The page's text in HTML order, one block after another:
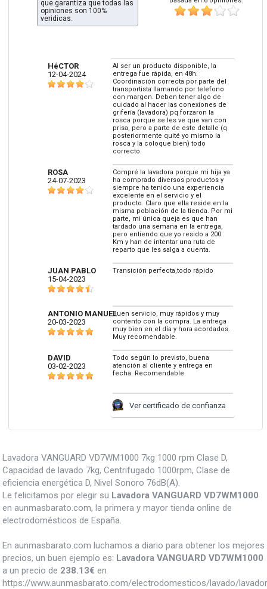
que garantiza que todas las
opiniones son 100%
veridicas.
HéCTOR
12-04-2024
Al ser un producto disponible, la
entrega fue rápida, en 48h.
Coordinación correcta por parte del
transportista llamando por telefono
con margen. Deben tener algo de
cuidado al hacer las conexiones de
grifería (lavadora) pq forzaron la
rosca porque se les ve que van con
prisa, pero a parte de este detalle (q
posteriormente quité yo mismo la
rosca y la coloque bien) todo
correcto.
ROSA
24-07-2023
Compré la lavadora porque mi hija ya
ha comprado diversos productos y
siempre ha tenido una experiencia
excelente en el servicio y el
producto. Claro que ella reside en la
misma población de la tienda. Por mi
parte, mi única queja es que han
tardado una semana en la entrega,
pero entiendo que yo resido a 200
Km y han de intentar una ruta de
reparto que les salga a cuenta.
JUAN PABLO
15-04-2023
Transición perfecta,todo rápido
ANTONIO MANUEL
20-03-2023
Buen servicio, muy rápidos y muy
contento con la compra. La entrega
muy bien en el día y hora acordados.
Muy recomendable.
DAVID
03-02-2023
Todo según lo previsto, buena
atención al cliente y entrega en
fecha. Recomendable
Ver certificado de confianza
Lavadora VANGUARD VD7WM1000 7kg 1000 rpm Clase D,
Capacidad de lavado 7kg, Centrifugado 1000rpm, Clase de
eficiencia energética D, Nivel Sonoro 76dB(A).
Le felicitamos por elegir su Lavadora VANGUARD VD7WM1000
en aunmasbarato.com, la primera y mayor tienda online de
electrodomésticos de España.
En aunmasbarato.com luchamos a diario para obtener los mejores
precios, un buen ejemplo es: Lavadora VANGUARD VD7WM1000
a un precio de 238.13€ en
https://www.aunmasbarato.com/electrodomesticos/lavado/